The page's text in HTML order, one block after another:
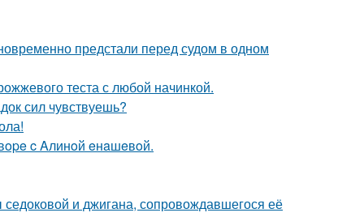
предстали перед судом в одном
теста с любой начинкой.
сил чувствуешь?
c Aлинoй eнaшeвoй.
и джигана, сопровождавшегося её